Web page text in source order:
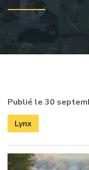
Publié le 30
Lynx